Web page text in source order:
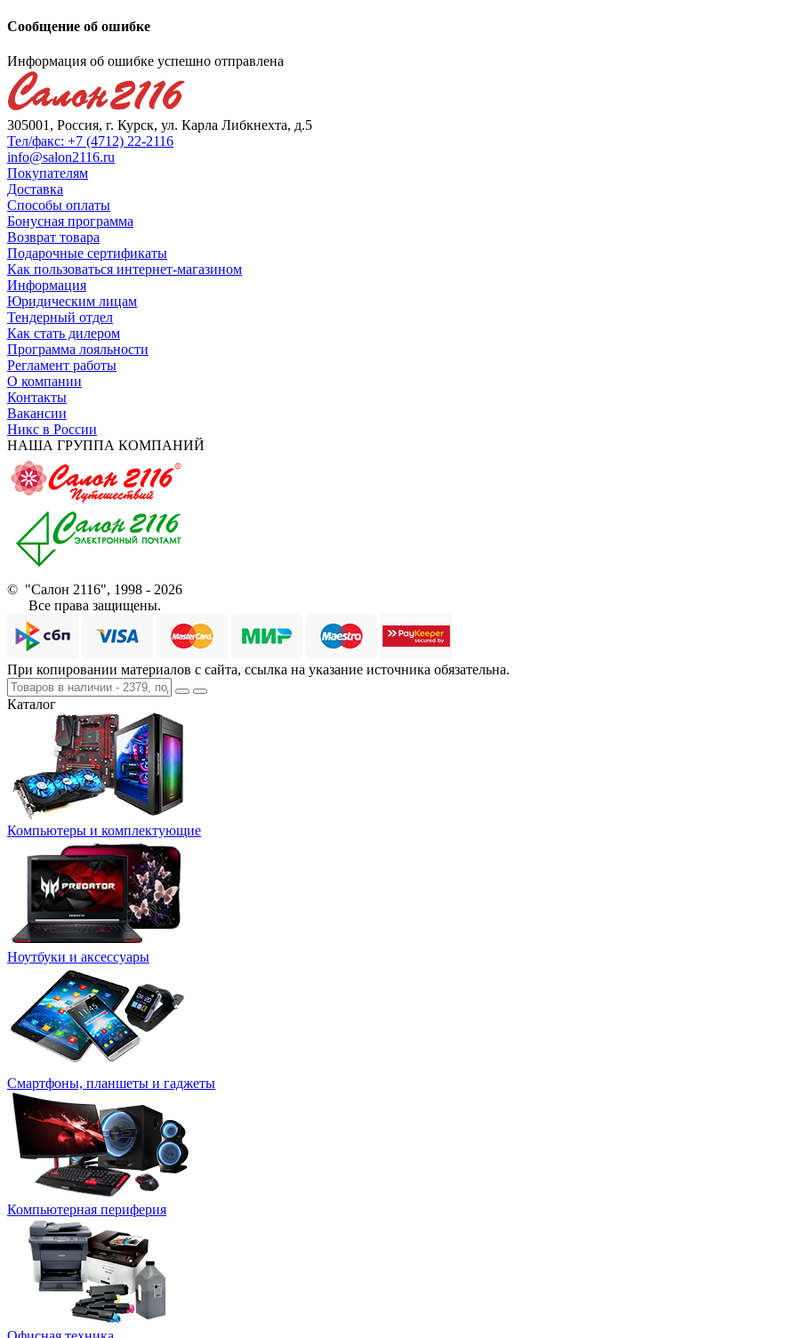
Сообщение об ошибке
Информация об ошибке успешно отправлена
305001, Россия, г. Курск, ул. Карла Либкнехта, д.5
Тел/факс: +7 (4712) 22-2116
info@salon2116.ru
Покупателям
Доставка
Способы оплаты
Бонусная программа
Возврат товара
Подарочные сертификаты
Как пользоваться интернет-магазином
Информация
Юридическим лицам
Тендерный отдел
Как стать дилером
Программа лояльности
Регламент работы
О компании
Контакты
Вакансии
Никс в России
НАША ГРУППА КОМПАНИЙ
© "Салон 2116", 1998 - 2026
Все права защищены.
При копировании материалов с сайта, ссылка на указание источника обязательна.
Каталог
Компьютеры и комплектующие
Ноутбуки и аксессуары
Смартфоны, планшеты и гаджеты
Компьютерная периферия